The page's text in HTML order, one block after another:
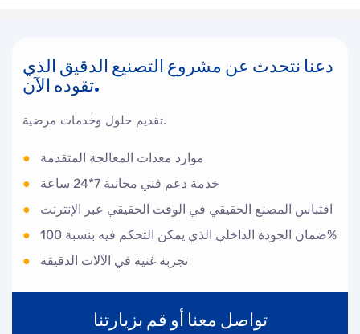
دعنا نتحدث عن مشروع التصنيع الدقيق الذي
تقوده الآن.
تقديم حلول وخدمات مرضية.
●
موارد معدات المعالجة المتقدمة
●
خدمة دعم فني مجانية 7*24 ساعة
●
اقتباس المصنع الحقيقي في الوقت الحقيقي عبر الإنترنت
●
ضمان الجودة الداخلي الذي يمكن التحكم فيه بنسبة 100%
●
تجربة غنية في الآلات الدقيقة
تواصل معنا أو قم بزيارتنا